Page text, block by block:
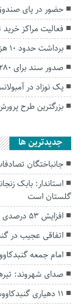
حضور در پای
فعالیت مراکز
برداشت حدود ۱۰ هزار تن نارنگی در استان گلستان
صدور سند برای ۲۸۰ هزار هکتار از زمین‌های کشاورزی گلستان
یک نوزاد در
بزرگترین طرح
جديدترين ها
جانباختگان تصادفات
گلستان است
افزایش ۵۳ درصدی بارندگی‌ها در گلستان
اتفاقی عجیب در‌
امام جمعه
صدای شهروند:
۱۱ دهیاری گنبدکاووس به شبکه حفاظت مردمی منابع طبیعی پیوستند